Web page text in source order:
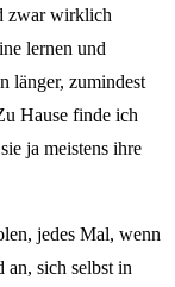
zwar wirklich
lernen und
länger, zumindest
Hause finde ich
ja meistens ihre
jedes Mal, wenn
sich selbst in